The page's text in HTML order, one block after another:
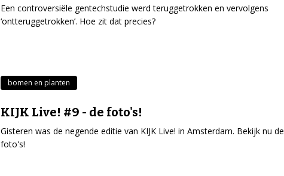
Een controversiële gentechstudie werd teruggetrokken en vervolgens
‘ontteruggetrokken’. Hoe zit dat precies?
bomen en planten
KIJK Live! #9 - de foto's!
Gisteren was de negende editie van KIJK Live! in Amsterdam. Bekijk nu de
foto's!